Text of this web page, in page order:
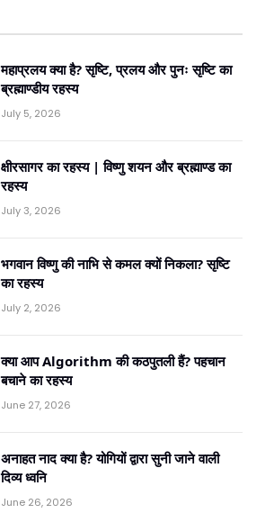
महाप्रलय क्या है? सृष्टि, प्रलय और पुनः सृष्टि का
ब्रह्माण्डीय रहस्य
July 5, 2026
क्षीरसागर का रहस्य | विष्णु शयन और ब्रह्माण्ड का
रहस्य
July 3, 2026
भगवान विष्णु की नाभि से कमल क्यों निकला? सृष्टि
का रहस्य
July 2, 2026
क्या आप Algorithm की कठपुतली हैं? पहचान
बचाने का रहस्य
June 27, 2026
अनाहत नाद क्या है? योगियों द्वारा सुनी जाने वाली
दिव्य ध्वनि
June 26, 2026